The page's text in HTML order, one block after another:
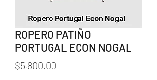
ROPERO PATIÑO
PORTUGAL ECON NOGAL
$5,800.00